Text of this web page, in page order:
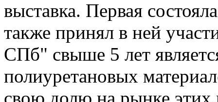
выставка. Первая
также принял в ней
СПб" свыше 5 лет
полиуретановых